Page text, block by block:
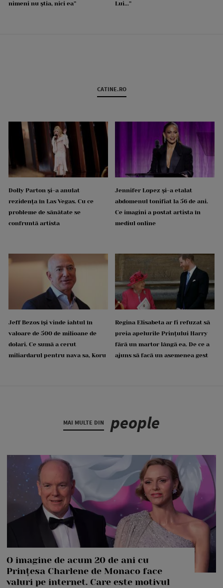
nimeni nu știa, nici ea” Lui...”
CATINE.RO
Dolly Parton și-a anulat
rezidența în Las Vegas. Cu ce
probleme de sănătate se
confruntă artista
Jennifer Lopez și-a etalat
abdomenul tonifiat la 56 de ani.
Ce imagini a postat artista în
mediul online
Jeff Bezos își vinde iahtul în
valoare de 500 de milioane de
dolari. Ce sumă a cerut
miliardarul pentru nava sa, Koru
Regina Elisabeta ar fi refuzat să
preia apelurile Prințului Harry
fără un martor lângă ea. De ce a
ajuns să facă un asemenea gest
MAI MULTE DIN people
O imagine de acum 20 de ani cu
Prințesa Charlene de Monaco face
valuri pe internet. Care este motivul